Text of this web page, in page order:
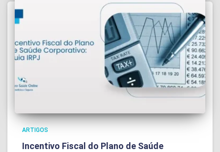
ARTIGOS
Incentivo Fiscal do Plano de Saúde